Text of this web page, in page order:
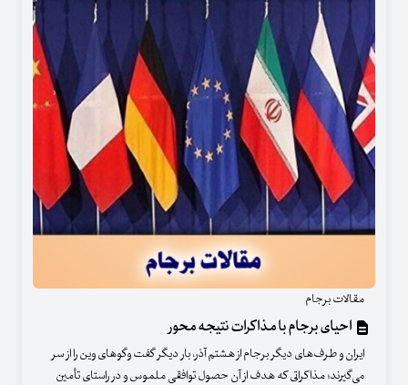
مقالات برجام
احیای برجام با مذاکرات نتیجه محور
ایران و طرف‌های دیگر برجام از هشتم آذر، بار دیگر گفت وگوهای وین را از سر
می‌گیرند؛ مذاکراتی که هدف از آن حصول توافقی ملموس و در راستای تأمین